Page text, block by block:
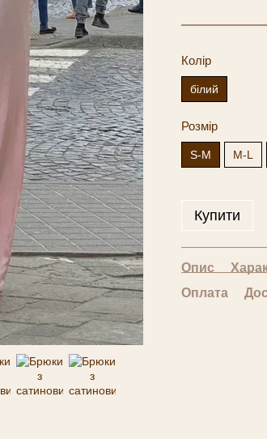
Колір
білий
Розмір
S-M M-L
Купити
Опис
Оплата